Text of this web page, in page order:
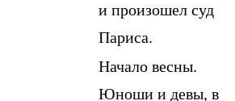
и произошел суд
Париса.
Начало весны.
Юноши и девы, в